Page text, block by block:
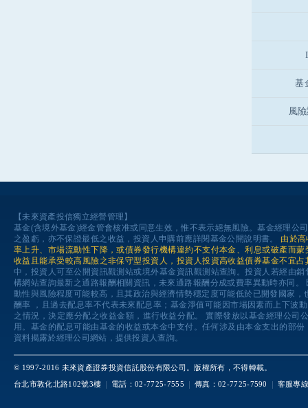
基
風
【未來資產投信獨立經營管理】
基金(含境外基金)經金管會核准或同意生效，惟不表示絕無風險。基金經理
之盈虧，亦不保證最低之收益，投資人申購前應詳閱基金公開說明書。 由於
率上升、市場流動性下降，或債券發行機構違約不支付本金、利息或破產而
收益且能承受較高風險之非保守型投資人，投資人投資高收益債券基金不宜
中，投資人可至公開資訊觀測站或境外基金資訊觀測站查詢。投資人若經由
構網站查詢最新之通路報酬相關資訊，未來通路報酬分成或費率異動時亦同
動性與風險程度可能較高，且其政治與經濟情勢穩定度可能低於已開發國家
酬率 ，且過去配息率不代表未來配息率；基金淨值可能因市場因素而上下波
之情況，決定應分配之收益金額，進行收益分配。 實際發放以基金經理公
用。基金的配息可能由基金的收益或本金中支付。任何涉及由本金支出的部
資料揭露於經理公司網站，提供投資人查詢。
© 1997-2016 未來資產證券投資信託股份有限公司。版權所有，不得轉載。
台北市敦化北路102號3樓
電話：02-7725-7555 傳真：02-7725-7590 客服專